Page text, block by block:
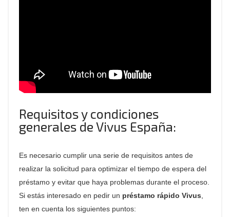
Requisitos y condiciones
generales de Vivus España:
Es necesario cumplir una serie de requisitos antes de
realizar la solicitud para optimizar el tiempo de espera del
préstamo y evitar que haya problemas durante el proceso.
Si estás interesado en pedir un préstamo rápido Vivus
ten en cuenta los siguientes puntos: